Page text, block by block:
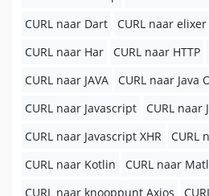
CURL naar Dart
CURL naar elixer
CURL naar Har
CURL naar HTTP
CURL naar JAVA
CURL naar Java
CURL naar Javascript
CURL naar
CURL naar Javascript XHR
CURL
CURL naar Kotlin
CURL naar
CURL naar knooppunt Axios